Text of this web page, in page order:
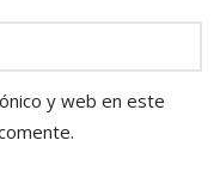
y web en este